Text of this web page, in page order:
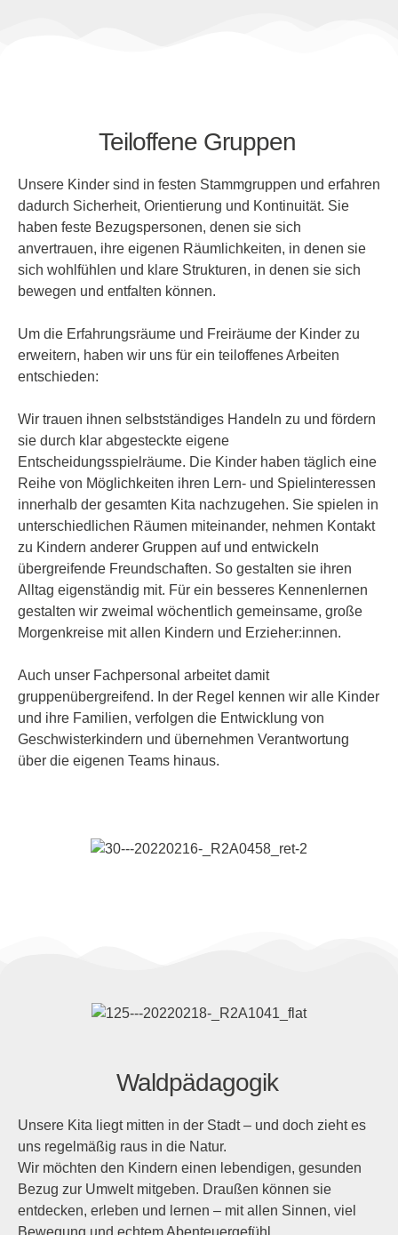
Teiloffene Gruppen
Unsere Kinder sind in festen Stammgruppen und erfahren
dadurch Sicherheit, Orientierung und Kontinuität. Sie
haben feste Bezugspersonen, denen sie sich
anvertrauen, ihre eigenen Räumlichkeiten, in denen sie
sich wohlfühlen und klare Strukturen, in denen sie sich
bewegen und entfalten können.
Um die Erfahrungsräume und Freiräume der Kinder zu
erweitern, haben wir uns für ein teiloffenes Arbeiten
entschieden:
Wir trauen ihnen selbstständiges Handeln zu und fördern
sie durch klar abgesteckte eigene
Entscheidungsspielräume. Die Kinder haben täglich eine
Reihe von Möglichkeiten ihren Lern- und Spielinteressen
innerhalb der gesamten Kita nachzugehen. Sie spielen in
unterschiedlichen Räumen miteinander, nehmen Kontakt
zu Kindern anderer Gruppen auf und entwickeln
übergreifende Freundschaften. So gestalten sie ihren
Alltag eigenständig mit. Für ein besseres Kennenlernen
gestalten wir zweimal wöchentlich gemeinsame, große
Morgenkreise mit allen Kindern und Erzieher:innen.
Auch unser Fachpersonal arbeitet damit
gruppenübergreifend. In der Regel kennen wir alle Kinder
und ihre Familien, verfolgen die Entwicklung von
Geschwisterkindern und übernehmen Verantwortung
über die eigenen Teams hinaus.
Waldpädagogik
Unsere Kita liegt mitten in der Stadt – und doch zieht es
uns regelmäßig raus in die Natur.
Wir möchten den Kindern einen lebendigen, gesunden
Bezug zur Umwelt mitgeben. Draußen können sie
entdecken, erleben und lernen – mit allen Sinnen, viel
Bewegung und echtem Abenteuergefühl.